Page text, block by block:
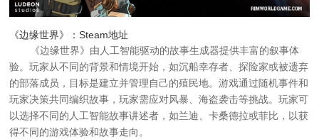
《边缘世界》：Steam地址
《边缘世界》由人工智能驱动的故事生成器提供丰富的叙事体
验。玩家从不同的背景和情境开始，如沉船幸存者、探险家或被遗弃
的部落成员，目标是建立并管理自己的殖民地。游戏通过随机事件和
玩家决策共同编织故事，玩家需应对风暴、海盗袭击等挑战。玩家可
以选择不同的人工智能故事讲述者，如兰迪、卡桑德拉或菲比，以获
得不同的游戏体验和故事走向。